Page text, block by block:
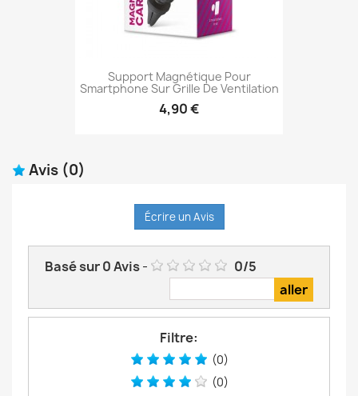
Support Magnétique Pour
Smartphone Sur Grille De Ventilation
4,90 €
Avis (0)
Écrire un Avis
Basé sur0Avis- 0/5
Filtre:
(0)
(0)